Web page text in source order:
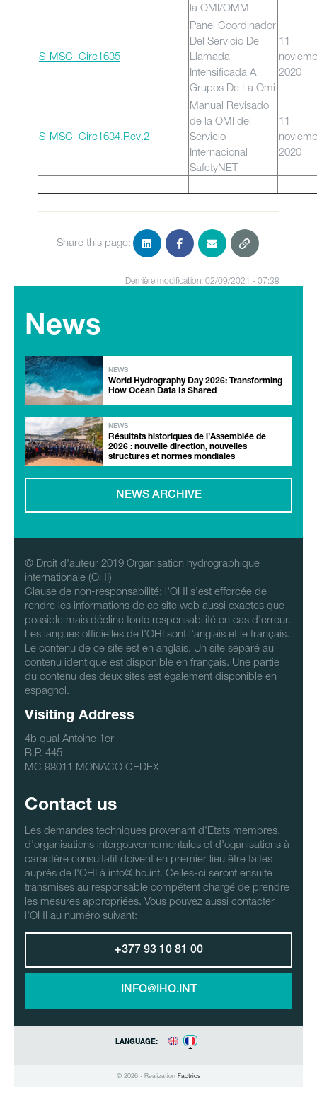
la OMI/OMM
S-MSC_Circ1635
Panel Coordinador
Del Servicio De
Llamada
Intensificada A
Grupos De La Omi
11
2020
S-MSC_Circ1634.Rev.2
Manual Revisado
de la OMI del
Servicio
Internacional
SafetyNET
11
2020
Share this page:
Dernière modification: 02/09/2021 - 07:38
News
NEWS
World Hydrography Day 2026: Transforming
How Ocean Data Is Shared
NEWS
Résultats historiques de l’Assemblée de
2026 : nouvelle direction, nouvelles
structures et normes mondiales
NEWS ARCHIVE
© Droit d'auteur 2019 Organisation hydrographique
internationale (OHI)
Clause de non-responsabilité: l'OHI s'est efforcée de
rendre les informations de ce site web aussi exactes que
possible mais décline toute responsabilité en cas d'erreur.
Les langues officielles de l'OHI sont l'anglais et le français.
Le contenu de ce site est en anglais. Un site séparé au
contenu identique est disponible en français. Une partie
du contenu des deux sites est également disponible en
espagnol.
Visiting Address
4b qual Antoine 1er
B.P. 445
MC 98011 MONACO CEDEX
Contact us
Les demandes techniques provenant d'Etats membres,
d'organisations intergouvernementales et d'oganisations à
caractère consultatif doivent en premier lieu être faites
auprès de l'OHI à info@iho.int. Celles-ci seront ensuite
transmises au responsable compétent chargé de prendre
les mesures appropriées. Vous pouvez aussi contacter
l'OHI au numéro suivant:
+377 93 10 81 00
INFO@IHO.INT
LANGUAGE:
© 2026 - Realization Factrics